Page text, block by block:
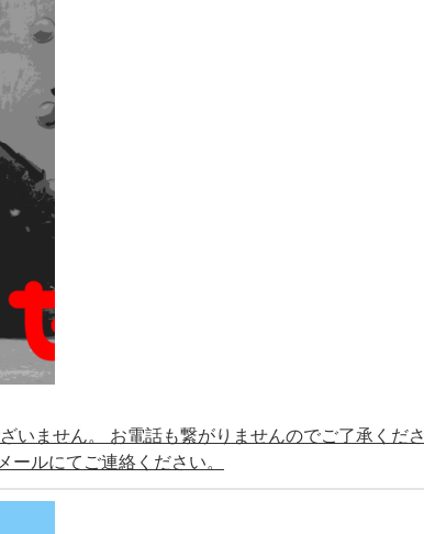
いません。 お電話も繋がりませんのでご了承くださ
ルにてご連絡ください。